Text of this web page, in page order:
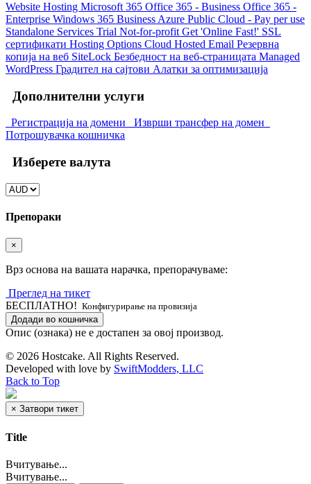
Website Hosting Microsoft 365 Office 365 - Business Office 365 -
Enterprise Windows 365 Business Azure Public Cloud - Pay per use
Standalone Services Trial Not-for-profit Get 'Online Fast!' SSL
сертификати Hosting Options Cloud Hosted Email Резервна
копија на веб SiteLock Безбедност на веб-страницата Managed
WordPress Градител на сајтови Алатки за оптимизација
Дополнителни услуги
Регистрација на домени
Изврши трансфер на домен
Потрошувачка кошничка
Изберете валута
Препораки
×
Врз основа на вашата нарачка, препорачуваме:
Преглед на тикет
БЕСПЛАТНО! Конфигурирање на провизија
Додади во кошничка
Опис (ознака) не е достапен за овој производ.
© 2026 Hostcake. All Rights Reserved.
Developed with love by SwiftModders, LLC
Back to Top
× Затвори тикет
Title
Вчитување...
Вчитување...